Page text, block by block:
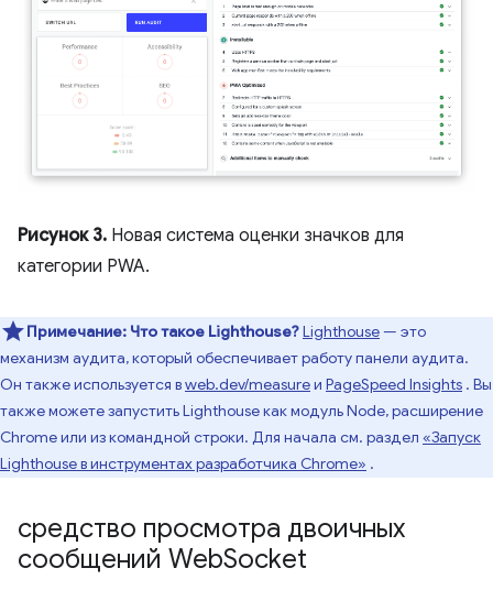
Рисунок 3. Новая система оценки значков для
категории PWA.
Примечание: Что такое Lighthouse?Lighthouse — это
механизм аудита, который обеспечивает работу панели аудита.
Он также используется вweb.dev/measureи PageSpeed ​​Insights . Вы
также можете запустить Lighthouse как модуль Node, расширение
Chrome или из командной строки. Для начала см. раздел «Запуск
Lighthouse в инструментах разработчика Chrome» .
средство просмотра двоичных
сообщений WebSocket